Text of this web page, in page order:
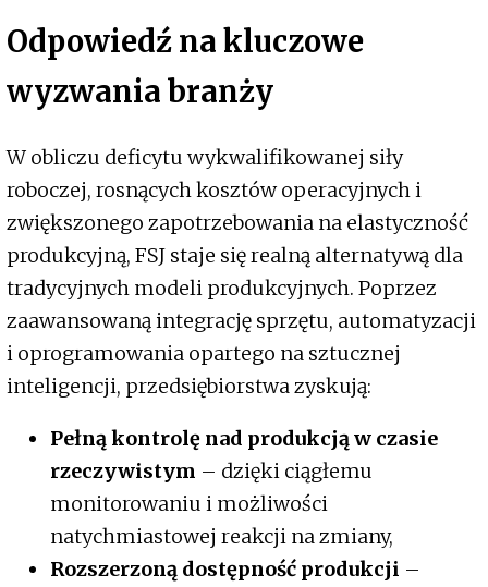
Odpowiedź na kluczowe
wyzwania branży
W obliczu deficytu wykwalifikowanej siły
roboczej, rosnących kosztów operacyjnych i
zwiększonego zapotrzebowania na elastyczność
produkcyjną, FSJ staje się realną alternatywą dla
tradycyjnych modeli produkcyjnych. Poprzez
zaawansowaną integrację sprzętu, automatyzacji
i oprogramowania opartego na sztucznej
inteligencji, przedsiębiorstwa zyskują:
Pełną kontrolę nad produkcją w czasie
rzeczywistym – dzięki ciągłemu
monitorowaniu i możliwości
natychmiastowej reakcji na zmiany,
Rozszerzoną dostępność produkcji –